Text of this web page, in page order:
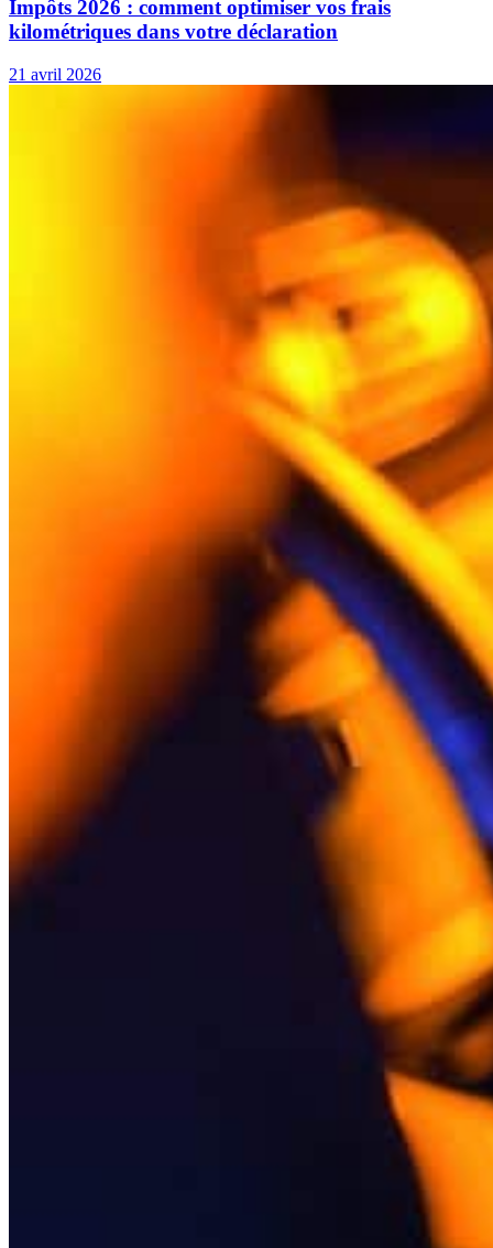
Impôts 2026 : comment optimiser vos frais
kilométriques dans votre déclaration
21 avril 2026